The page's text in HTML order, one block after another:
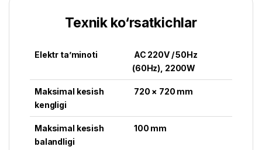
Texnik ko‘rsatkichlar
Elektr ta’minoti
AC 220V / 50Hz
(60Hz), 2200W
Maksimal kesish
kengligi
720 × 720 mm
Maksimal kesish
balandligi
100 mm